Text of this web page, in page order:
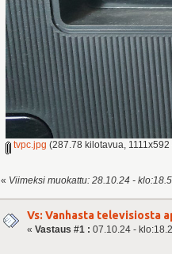
tvpc.jpg (287.78 kilotavua,
« Viimeksi muokattu: 28.10.24 -
Vs: Vanhasta televisiosta
«Vastaus #1 : 07.10.24 -